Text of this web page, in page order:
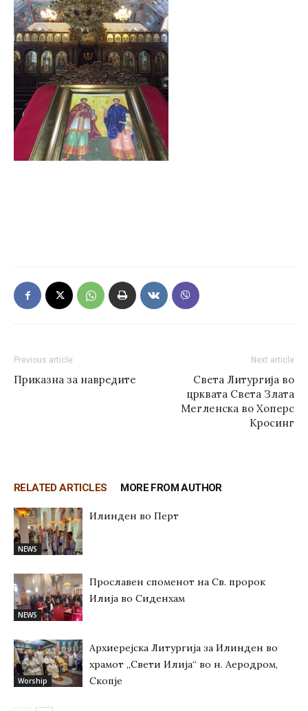
Previous article
Приказна за навредите
Next article
Света Литургија во
црквата Света Злата
Мегленска во Хоперс
Кросинг
RELATED ARTICLES MORE FROM AUTHOR
NEWS
Илинден во Перт
NEWS
Прославен споменот на Св. пророк
Илија во Сиденхам
Worship
Архиерејска Литургија за Илинден во
храмот „Свети Илија“ во н. Аеродром,
Скопје